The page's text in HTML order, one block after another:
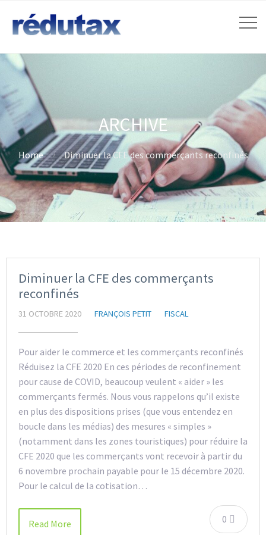
ARCHIVE
Home Diminuer la CFE des commerçants reconfinés
Diminuer la CFE des commerçants
reconfinés
31 OCTOBRE 2020 FRANÇOIS PETIT FISCAL
Pour aider le commerce et les commerçants reconfinés
Réduisez la CFE 2020 En ces périodes de reconfinement
pour cause de COVID, beaucoup veulent « aider » les
commerçants fermés. Nous vous rappelons qu’il existe
en plus des dispositions prises (que vous entendez en
boucle dans les médias) des mesures « simples »
(notamment dans les zones touristiques) pour réduire la
CFE 2020 que les commerçants vont recevoir à partir du
6 novembre prochain payable pour le 15 décembre 2020.
Pour le calcul de la cotisation…
0
Read More